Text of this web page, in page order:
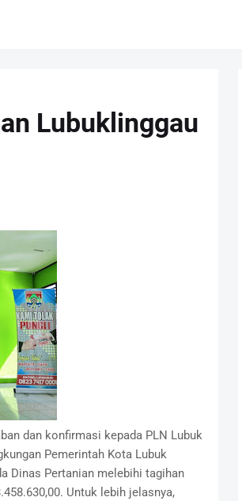
Lubuklinggau
dan konfirmasi kepada PLN Lubuk
Pemerintah Kota Lubuk
Dinas Pertanian melebihi tagihan
Untuk lebih jelasnya,